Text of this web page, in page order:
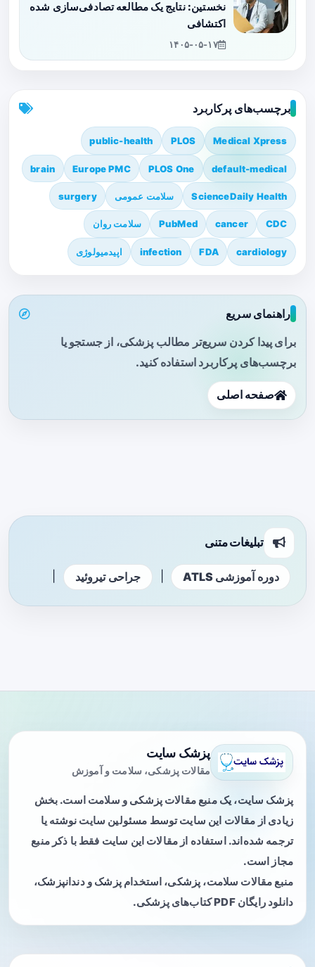
نخستین: نتایج یک مطالعه تصادفی‌سازی شده
اکتشافی
۱۴۰۵-۰۵-۱۷
برچسب‌های پرکاربرد
Medical Xpress
PLOS
public-health
default-medical
PLOS One
Europe PMC
brain
ScienceDaily Health سلامت عمومی surgery
CDC
cancer
PubMed سلامت روان
cardiology
FDA
infection اپیدمیولوژی
راهنمای سریع
برای پیدا کردن سریع‌تر مطالب پزشکی، از جستجو یا
برچسب‌های پرکاربرد استفاده کنید.
صفحه اصلی
تبلیغات متنی
دوره آموزشی ATLS جراحی تیروئید
پزشک سایت
مقالات پزشکی، سلامت و آموزش
پزشک سایت، یک منبع مقالات پزشکی و سلامت است. بخش
زیادی از مقالات این سایت توسط مسئولین سایت نوشته یا
ترجمه شده‌اند. استفاده از مقالات این سایت فقط با ذکر منبع
مجاز است.
منبع مقالات سلامت، پزشکی، استخدام پزشک و دندانپزشک،
دانلود رایگان PDF کتاب‌های پزشکی.